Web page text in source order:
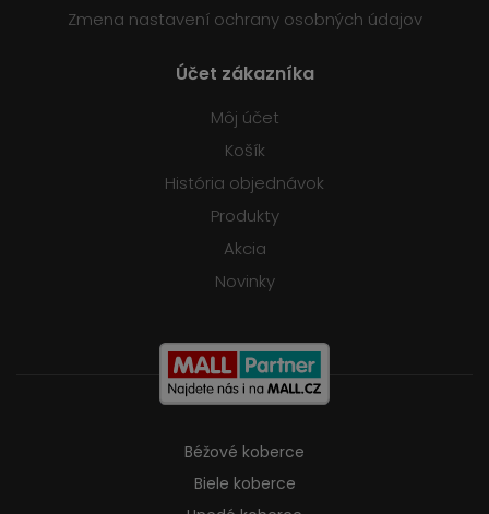
Zmena nastavení ochrany osobných údajov
Účet zákazníka
Môj účet
Košík
História objednávok
Produkty
Akcia
Novinky
Béžové koberce
Biele koberce